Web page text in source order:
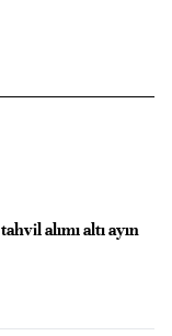
alımı altı ayın